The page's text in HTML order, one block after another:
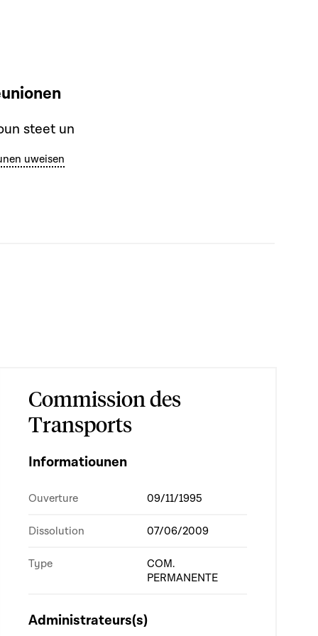
steet un
uweisen
Commission des
Transports
Informatiounen
Ouverture 09/11/1995
Dissolution 07/06/2009
Type
COM.
PERMANENTE
Administrateurs(s)